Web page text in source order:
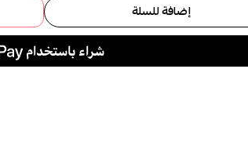
إضافة للسلة